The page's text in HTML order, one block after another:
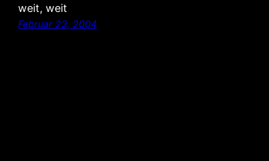
weit, weit
Februar 23, 2004